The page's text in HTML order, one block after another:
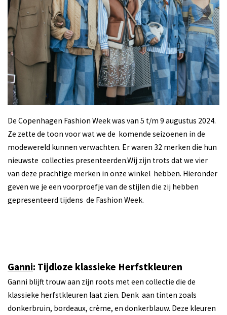
De Copenhagen Fashion Week was van 5 t/m 9 augustus 2024.
Ze zette de toon voor wat we de komende seizoenen in de
modewereld kunnen verwachten. Er waren 32 merken die hun
nieuwste collecties presenteerden.Wij zijn trots dat we vier
van deze prachtige merken in onze winkel hebben. Hieronder
geven we je een voorproefje van de stijlen die zij hebben
gepresenteerd tijdens de Fashion Week.
Ganni: Tijdloze klassieke Herfstkleuren
Ganni blijft trouw aan zijn roots met een collectie die de
klassieke herfstkleuren laat zien. Denk aan tinten zoals
donkerbruin, bordeaux, crème, en donkerblauw. Deze kleuren